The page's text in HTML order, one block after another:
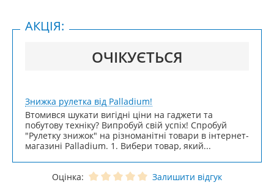
ОЧІКУЄТЬСЯ
АКЦІЯ:
Знижка рулетка від Palladium!
Втомився шукати вигідні ціни на гаджети та
побутову техніку? Випробуй свій успіх! Спробуй
"Рулетку знижок" на різноманітні товари в інтернет-
магазині Palladium. 1. Вибери товар, який...
Оцінка: Залишити відгук